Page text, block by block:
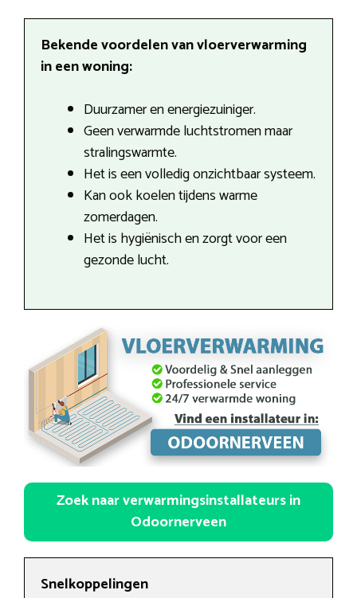
Bekende voordelen van vloerverwarming
in een woning:
Duurzamer en energiezuiniger.
Geen verwarmde luchtstromen maar
stralingswarmte.
Het is een volledig onzichtbaar systeem.
Kan ook koelen tijdens warme
zomerdagen.
Het is hygiënisch en zorgt voor een
gezonde lucht.
Zoek naar verwarmingsinstallateurs in
Odoornerveen
Snelkoppelingen